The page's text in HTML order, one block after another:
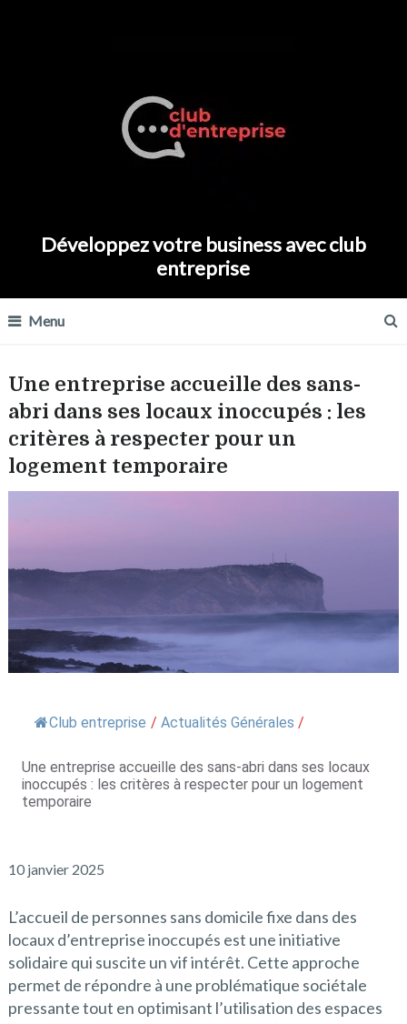
Développez votre business avec club
entreprise
Menu
Une entreprise accueille des sans-
abri dans ses locaux inoccupés : les
critères à respecter pour un
logement temporaire
Club entreprise / Actualités Générales /
Une entreprise accueille des sans-abri dans ses locaux
inoccupés : les critères à respecter pour un logement
temporaire
10 janvier 2025
L’accueil de personnes sans domicile fixe dans des
locaux d’entreprise inoccupés est une initiative
solidaire qui suscite un vif intérêt. Cette approche
permet de répondre à une problématique sociétale
pressante tout en optimisant l’utilisation des espaces